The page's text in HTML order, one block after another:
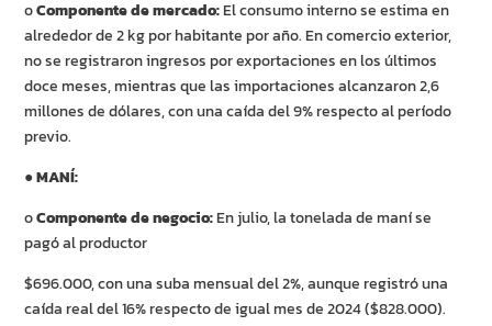
oComponente de mercado:El consumo interno se estima en
alrededor de 2 kg por habitante por año. En comercio exterior,
no se registraron ingresos por exportaciones en los últimos
doce meses, mientras que las importaciones alcanzaron 2,6
millones de dólares, con una caída del 9% respecto al período
previo.
●MANÍ:
oComponente de negocio:En julio, la tonelada de maní se
pagó al productor
$696.000, con una suba mensual del 2%, aunque registró una
caída real del 16% respecto de igual mes de 2024 ($828.000).